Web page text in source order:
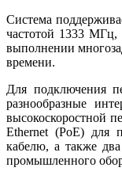
Система
частотой 1333 МГц,
выполнении
времени.
Для подключения
разнообразные
высокоскоростной
Ethernet (PoE) для
кабелю, а также
промышленного